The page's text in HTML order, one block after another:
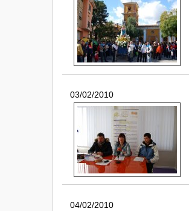
03/02/2010
04/02/2010